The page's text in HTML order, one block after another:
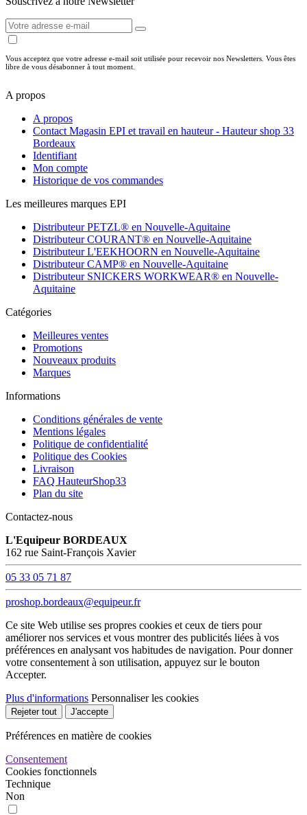
Vous acceptez que votre adresse e-mail soit utilisée pour recevoir nos Newsletters. Vous êtes
libre de vous désabonner à tout moment.
A propos
A propos
Contact Magasin EPI et travail en hauteur - Hauteur shop 33
Bordeaux
Identifiant
Mon compte
Historique de vos commandes
Les meilleures marques EPI
Distributeur PETZL® en Nouvelle-Aquitaine
Distributeur COURANT® en Nouvelle-Aquitaine
Distributeur L'EEKHOORN en Nouvelle-Aquitaine
Distributeur CAMP® en Nouvelle-Aquitaine
Distributeur SNICKERS WORKWEAR® en Nouvelle-
Aquitaine
Catégories
Meilleures ventes
Promotions
Nouveaux produits
Marques
Informations
Conditions générales de vente
Mentions légales
Politique de confidentialité
Politique des Cookies
Livraison
FAQ HauteurShop33
Plan du site
Contactez-nous
L'Equipeur BORDEAUX
162 rue Saint-François Xavier
05 33 05 71 87
proshop.bordeaux@equipeur.fr
Ce site Web utilise ses propres cookies et ceux de tiers pour
améliorer nos services et vous montrer des publicités liées à vos
préférences en analysant vos habitudes de navigation. Pour donner
votre consentement à son utilisation, appuyez sur le bouton
Accepter.
Plus d'informations Personnaliser les cookies
Rejeter tout J'accepte
Préférences en matière de cookies
Consentement
Cookies fonctionnels
Technique
Non